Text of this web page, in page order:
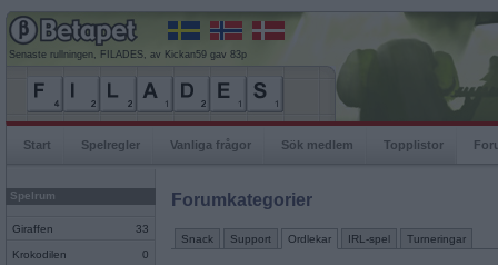
Senaste rullningen, FILADES, av Kickan59 gav 83p
Start Spelregler Vanliga frågor Sök medlem Topplistor
Spelrum
Giraffen 33
Krokodilen 0
Forumkategorier
Snack Support Ordlekar IRL-spel Turneringar